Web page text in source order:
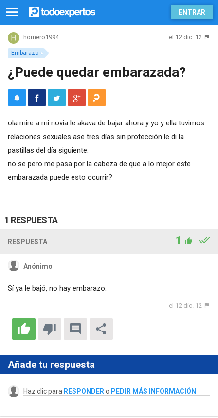
ENTRAR
Embarazo
homero1994 el 12 dic. 12
¿Puede quedar embarazada?
ola mire a mi novia le akava de bajar ahora y yo y ella tuvimos
relaciones sexuales ase tres días sin protección le di la
pastillas del día siguiente.
no se pero me pasa por la cabeza de que a lo mejor este
embarazada puede esto ocurrir?
1 RESPUESTA
RESPUESTA 1
Anónimo
Sí ya le bajó, no hay embarazo.
el 12 dic. 12
Añade tu respuesta
Haz clic para RESPONDER o PEDIR MÁS INFORMACIÓN